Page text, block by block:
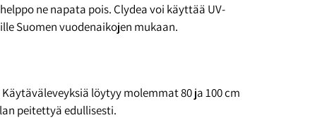
ne napata pois. Clydea voi käyttää UV-
Suomen vuodenaikojen mukaan.
löytyy molemmat 80 ja 100 cm
peitettyä edullisesti.